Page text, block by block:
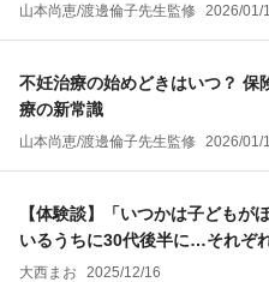
山本尚恵/渡邊倫子先生監修 2026/01/
不妊治療の始めどきはいつ？ 保
療の新常識
山本尚恵/渡邊倫子先生監修 2026/01/
【体験談】「いつかは子どもが
いるうちに30代後半に…それぞ
選択（後編）
大西まお 2025/12/16